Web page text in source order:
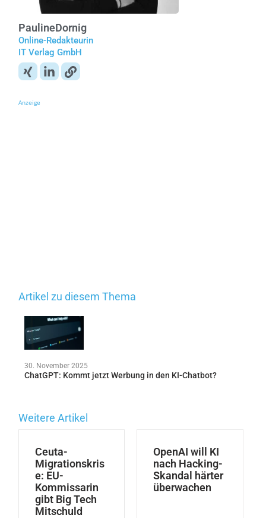
PaulineDornig
Online-Redakteurin
IT Verlag GmbH
Anzeige
Artikel zu diesem Thema
30. November 2025
ChatGPT: Kommt jetzt Werbung in den KI-Chatbot?
Weitere Artikel
Ceuta-
Migrationskris
e: EU-
Kommissarin
gibt Big Tech
Mitschuld
OpenAI will KI
nach Hacking-
Skandal härter
überwachen